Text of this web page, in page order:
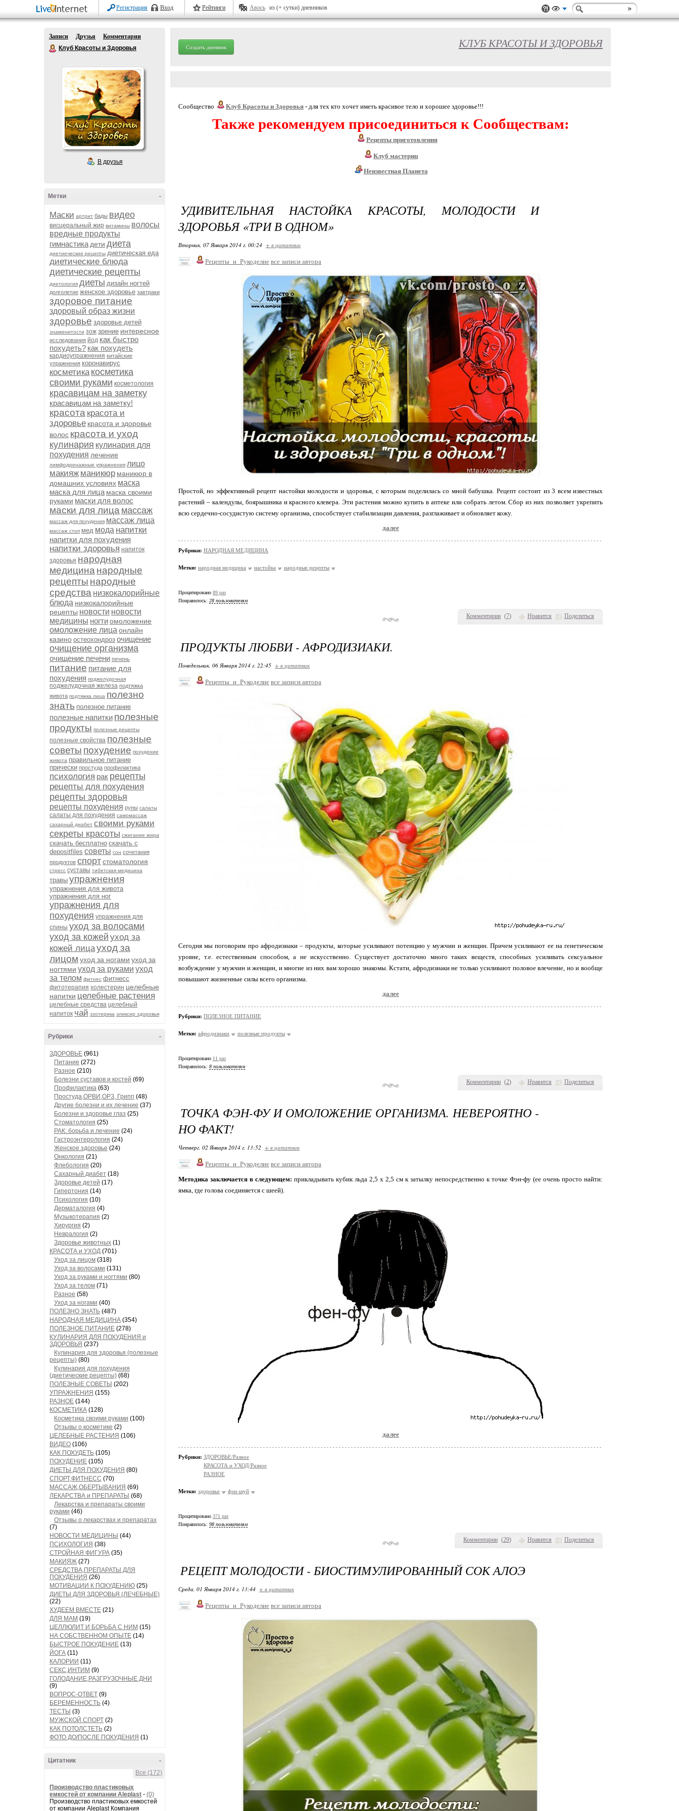
Регистрация Вход Рейтинги Авось из (+ сутки) дневников
Записи Друзья
Комментарии
Клуб Красоты и Здоровья
В друзья
-
Метки
Маски артрит бады видео
висцеральный жир витамины волосы
вредные продукты
гимнастика дети диета
диетиеческие рецепты диетическая еда
диетические блюда
диетические рецепты
диетология диеты дизайн ногтей
долголетие женское здоровье завтраки
здоровое питание
здоровый образ жизни
здоровье здоровье детей
знаменитости зож зрение интересное
исследования йод как быстро
похудеть? как похудеть
кардиоупражнения китайские
упражнения коронавирус
косметика косметика
своими руками косметология
красавицам на заметку
красавицам на заметку!
красота красота и
здоровье красота и здоровье
волос красота и уход
кулинария кулинария для
похудения лечение
лимфодренажные упражнения лицо
макияж маникюр маникюр в
домашних условиях маска
маска для лица маска своими
руками маски для волос
маски для лица массаж
массаж для похудения массаж лица
массаж стоп мед мода напитки
напитки для похудения
напитки здоровья напиток
здоровья народная
медицина народные
рецепты народные
средства низкокалорийные
блюда низкокалорийные
рецепты новости новости
медицины ногтиомоложение
омоложение лица онлайн
казино остеохондроз очищение
очищение организма
очищение печени печень
питание питание для
похудения поджелудочная
поджелудочная железа подтяжка
живота подтяжка лица полезно
знать полезное питание
полезные напитки полезные
продукты полезные рецепты
полезные свойства полезные
советы похудение похудение
живота правильное питание
прически простуда профилактика
психология рак рецепты
рецепты для похудения
рецепты здоровья
рецепты похудения руны салаты
салаты для похудения самомассаж
сахарный диабет своими руками
секреты красоты сжигание жира
скачать бесплатно скачать с
depositfiles советы сон сочетания
продуктов спортстоматология
стресс суставы тибетская медицина
травы упражнения
упражнения для живота
упражнения для ног
упражнения для
похудения упражнения для
спины уход за волосами
уход за кожей уход за
кожей лицауход за
лицом уход за ногами уход за
ногтями уход за руками уход
за телом фитнес фитнесс
фитотерапия холестерин целебные
напитки целебные растения
целебные средства целебный
напиток чай эзотерика эликсир здоровья
-
Рубрики
ЗДОРОВЬЕ (961)
Питание (272)
Разное (210)
Болезни суставов и костей (69)
Профилактика (63)
Простуда,ОРВИ,ОРЗ, Грипп (48)
Другие болезни и их лечение (37)
Болезни и здоровье глаз (25)
Стоматология (25)
РАК: борьба и лечение (24)
Гастроэнтерология (24)
Женское здоровье (24)
Онкология (21)
Флебология (20)
Сахарный диабет (18)
Здоровье детей (17)
Гипертония (14)
Психология (10)
Дерматалогия (4)
Музыкотерапия (2)
Хирургия (2)
Невралогия (2)
Здоровье животных (1)
КРАСОТА и УХОД (701)
Уход за лицом (318)
Уход за волосами (131)
Уход за руками и ногтями (80)
Уход за телом (71)
Разное (58)
Уход за ногами (40)
ПОЛЕЗНО ЗНАТЬ (487)
НАРОДНАЯ МЕДИЦИНА (354)
ПОЛЕЗНОЕ ПИТАНИЕ (278)
КУЛИНАРИЯ ДЛЯ ПОХУДЕНИЯ и
ЗДОРОВЬЯ (237)
Кулинария для здоровья (полезные
рецепты) (80)
Кулинария для похудения
(диетические рецепты) (68)
ПОЛЕЗНЫЕ СОВЕТЫ (202)
УПРАЖНЕНИЯ (155)
РАЗНОЕ (144)
КОСМЕТИКА (128)
Косметика своими руками (100)
Отзывы о косметике (2)
ЦЕЛЕБНЫЕ РАСТЕНИЯ (106)
ВИДЕО (106)
КАК ПОХУДЕТЬ (105)
ПОХУДЕНИЕ (105)
ДИЕТЫ ДЛЯ ПОХУДЕНИЯ (80)
СПОРТ,ФИТНЕСС (70)
МАССАЖ,ОБЕРТЫВАНИЯ (69)
ЛЕКАРСТВА и ПРЕПАРАТЫ (68)
Лекарства и препараты своими
руками (46)
Отзывы о лекарствах и препаратах
(7)
НОВОСТИ МЕДИЦИНЫ (44)
ПСИХОЛОГИЯ (38)
СТРОЙНАЯ ФИГУРА (35)
МАКИЯЖ (27)
СРЕДСТВА,ПРЕПАРАТЫ ДЛЯ
ПОХУДЕНИЯ (26)
МОТИВАЦИИ К ПОХУДЕНИЮ (25)
ДИЕТЫ ДЛЯ ЗДОРОВЬЯ (ЛЕЧЕБНЫЕ)
(22)
ХУДЕЕМ ВМЕСТЕ (21)
ДЛЯ МАМ (19)
ЦЕЛЛЮЛИТ И БОРЬБА С НИМ (15)
НА СОБСТВЕННОМ ОПЫТЕ (14)
БЫСТРОЕ ПОХУДЕНИЕ (13)
ЙОГА (11)
КАЛОРИИ (11)
СЕКС,ИНТИМ (9)
ГОЛОДАНИЕ,РАЗГРУЗОЧНЫЕ ДНИ
(9)
ВОПРОС-ОТВЕТ (9)
БЕРЕМЕННОСТЬ (4)
ТЕСТЫ (3)
МУЖСКОЙ СПОРТ (2)
КАК ПОТОЛСТЕТЬ (2)
ФОТО ДО/ПОСЛЕ ПОХУДЕНИЯ (1)
-
Цитатник
Все (172)
Производство пластиковых
емкостей от компании Aleplast - (0)
Производство пластиковых емкостей
от компании Aleplast Компания
Создать дневник КЛУБ КРАСОТЫ И ЗДОРОВЬЯ
Сообщество Клуб Красоты и Здоровья - для тех кто хочет иметь красивое тело и хорошее здоровье!!!
Также рекомендуем присоединиться к Сообществам:
Рецепты приготовления
Клуб мастериц
Неизвестная Планета
Комментарии (7) Нравится Поделиться
УДИВИТЕЛЬНАЯ НАСТОЙКА КРАСОТЫ, МОЛОДОСТИ И
ЗДОРОВЬЯ «ТРИ В ОДНОМ»
Вторник, 07 Января 2014 г. 00:24 + в цитатник
Рецепты_и_Рукоделие все записи автора
Простой, но эффективный рецепт настойки молодости и здоровья, с которым поделилась со мной бабушка. Рецепт состоит из 3 всем известных
растений – календулы, боярышника и красного клевера. Эти растения можно купить в аптеке или собрать летом. Сбор из них позволяет укрепить
всю сердечно-сосудистую систему организма, способствует стабилизации давления, разглаживает и обновляет кожу.
далее
Рубрики: НАРОДНАЯ МЕДИЦИНА
Метки: народная медицина настойка народные рецепты
Процитировано 89 раз
Понравилось: 28 пользователям
Комментарии (2) Нравится Поделиться
ПРОДУКТЫ ЛЮБВИ - АФРОДИЗИАКИ.
Понедельник, 06 Января 2014 г. 22:45 + в цитатник
Рецепты_и_Рукоделие все записи автора
Сегодня мы поговорим про афродизиаки – продукты, которые усиливают потенцию у мужчин и женщин. Причем усиливают ее на генетическом
уровне, т.е. естественным способом, а не искусственно. Существует достаточно много таких веществ, способных усиливать сексуальное
возбуждение у мужчин и женщин, и многие из них вам хорошо знакомы. Кстати, афродизиаки не только усиливают половое влечение, но и вообще
повышают жизненные силы всего организма.
далее
Рубрики: ПОЛЕЗНОЕ ПИТАНИЕ
Метки: афродизиаки полезные продукты
Процитировано 11 раз
Понравилось: 8 пользователям
Комментарии (29) Нравится Поделиться
ТОЧКА ФЭН-ФУ И ОМОЛОЖЕНИЕ ОРГАНИЗМА. НЕВЕРОЯТНО -
НО ФАКТ!
Четверг, 02 Января 2014 г. 13:52 + в цитатник
Рецепты_и_Рукоделие все записи автора
Методика заключается в следующем: прикладывать кубик льда 2,5 х 2,5 см к затылку непосредственно к точке Фэн-фу (ее очень просто найти:
ямка, где голова соединяется с шеей).
далее
Рубрики: ЗДОРОВЬЕ/Разное
КРАСОТА и УХОД/Разное
РАЗНОЕ
Метки: здоровье фэн-шуй
Процитировано 371 раз
Понравилось: 98 пользователям
РЕЦЕПТ МОЛОДОСТИ - БИОСТИМУЛИРОВАННЫЙ СОК АЛОЭ
Среда, 01 Января 2014 г. 13:44 + в цитатник
Рецепты_и_Рукоделие все записи автора